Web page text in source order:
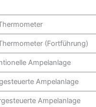
(Fortführung)
Ampelanlage
Ampelanlage
Ampelanlage